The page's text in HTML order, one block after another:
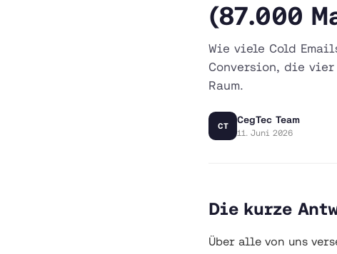
(87.000
Wie viele Cold
Conversion, die vier
Raum.
CT
CegTec Team
11. Juni 2026
Die kurze
Über alle von uns